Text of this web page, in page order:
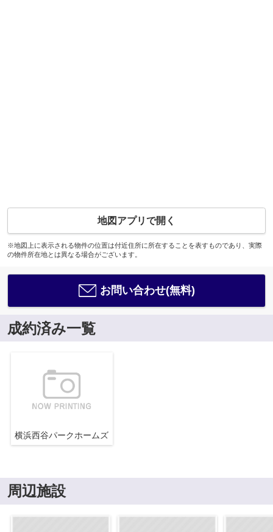
地図アプリで開く
※地図上に表示される物件の位置は付近住所に所在することを表すものであり、実際
の物件所在地とは異なる場合がございます。
お問い合わせ(無料)
成約済み一覧
横浜西谷パークホームズ
周辺施設